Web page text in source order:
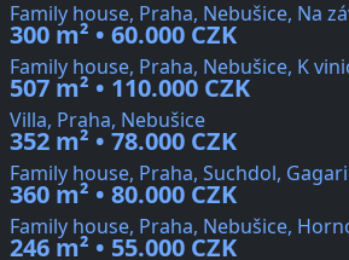
Family house, Praha, Nebušice, Na
300 m² • 60.000 CZK
Family house, Praha, Nebušice, K
507 m² • 110.000 CZK
Villa, Praha, Nebušice
352 m² • 78.000 CZK
Family house, Praha, Suchdol,
360 m² • 80.000 CZK
Family house, Praha, Nebušice,
246 m² • 55.000 CZK